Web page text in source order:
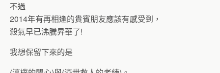
不過
2014年有再相逢的貴賓朋友應該有感受到，
殺氣早已沸騰昇華了!
我想保留下來的是